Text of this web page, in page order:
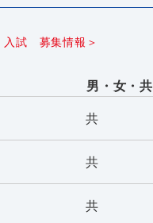
入試 募集情報＞
男・女・共
共
共
共